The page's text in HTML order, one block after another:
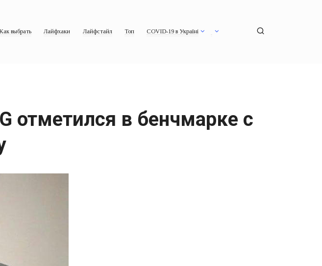
Как выбрать Лайфхаки Лайфстайл Топ COVID-19 в Україні
отметился в бенчмарке с